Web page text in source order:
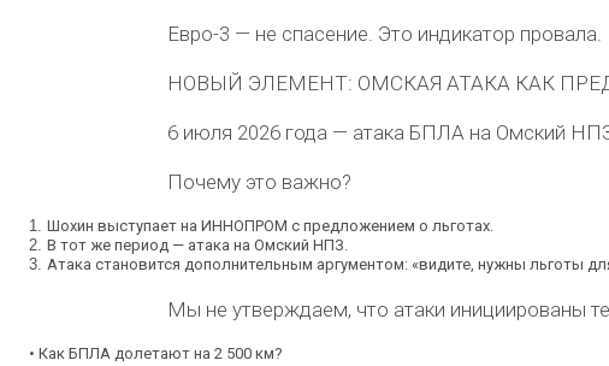
Евро-3 — не спасение. Это индикатор провала.
НОВЫЙ ЭЛЕМЕНТ: ОМСКАЯ АТАКА КАК
6 июля 2026 года — атака БПЛА на Омский
Почему это важно?
1. Шохин выступает на ИННОПРОМ с предложением о льготах.
2. В тот же период — атака на Омский НПЗ.
3. Атака становится дополнительным аргументом: «видите, нужны льготы
Мы не утверждаем, что атаки инициированы
• Как БПЛА долетают на 2 500 км?